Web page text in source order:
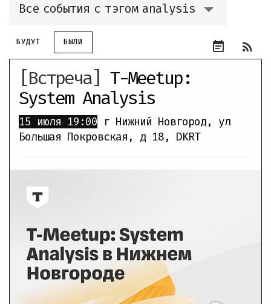
Все события с тэгом analysis
event_note rss_feed
БУДУТ БЫЛИ
[Встреча] T-Meetup:
System Analysis
15 июля 19:00
г Нижний Новгород, ул
Большая Покровская, д 18, DKRT